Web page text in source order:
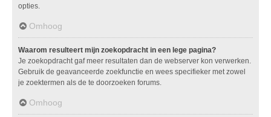
opties.
Omhoog
Waarom resulteert mijn zoekopdracht in een lege pagina?
Je zoekopdracht gaf meer resultaten dan de webserver kon verwerken.
Gebruik de geavanceerde zoekfunctie en wees specifieker met zowel
je zoektermen als de te doorzoeken forums.
Omhoog